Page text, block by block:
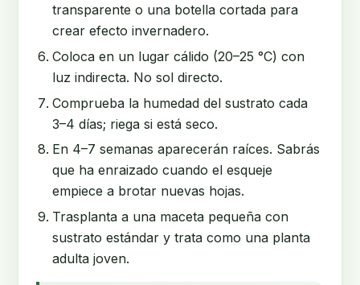
transparente o una botella cortada para
crear efecto invernadero.
Coloca en un lugar cálido (20–25 °C) con
luz indirecta. No sol directo.
Comprueba la humedad del sustrato cada
3–4 días; riega si está seco.
En 4–7 semanas aparecerán raíces. Sabrás
que ha enraizado cuando el esqueje
empiece a brotar nuevas hojas.
Trasplanta a una maceta pequeña con
sustrato estándar y trata como una planta
adulta joven.